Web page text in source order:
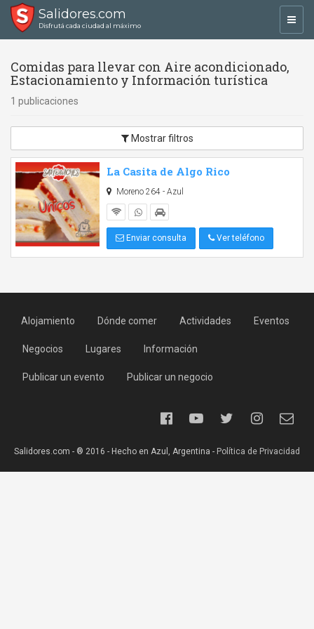
Salidores.com
Disfrutá cada ciudad al máximo
Comidas para llevar con Aire acondicionado,
Estacionamiento y Información turística
1 publicaciones
Mostrar filtros
La Casita de Algo Rico
Moreno 264 - Azul
Enviar consulta Ver teléfono
Alojamiento Dónde comer Actividades Eventos
Negocios Lugares Información
Publicar un evento Publicar un negocio
Salidores.com - ® 2016 - Hecho en Azul, Argentina - Política de Privacidad